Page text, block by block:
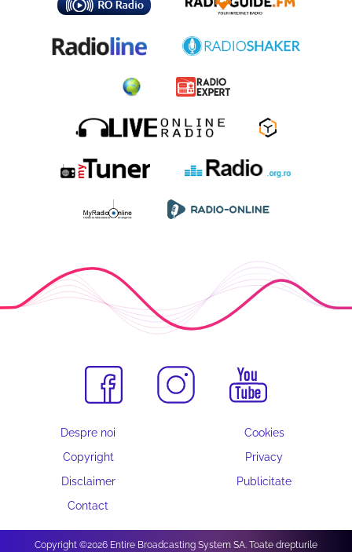
Despre noi
Cookies
Copyright
Privacy
Disclaimer
Publicitate
Contact
Copyright ©2026 Entire Broadcasting System SA. Toate drepturile